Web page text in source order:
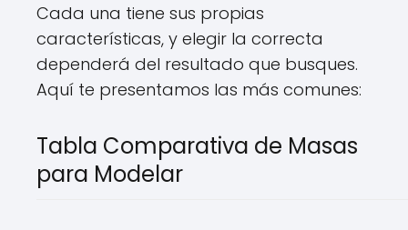
Cada una tiene sus propias
características, y elegir la correcta
dependerá del resultado que busques.
Aquí te presentamos las más comunes:
Tabla Comparativa de Masas
para Modelar